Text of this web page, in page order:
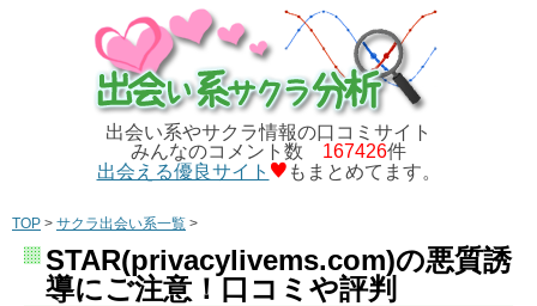
出会い系やサクラ情報の口コミサイト
みんなのコメント数 167426件
出会える優良サイト
もまとめてます。
TOP > サクラ出会い系一覧 >
STAR(privacylivems.com)の悪質誘
導にご注意！口コミや評判